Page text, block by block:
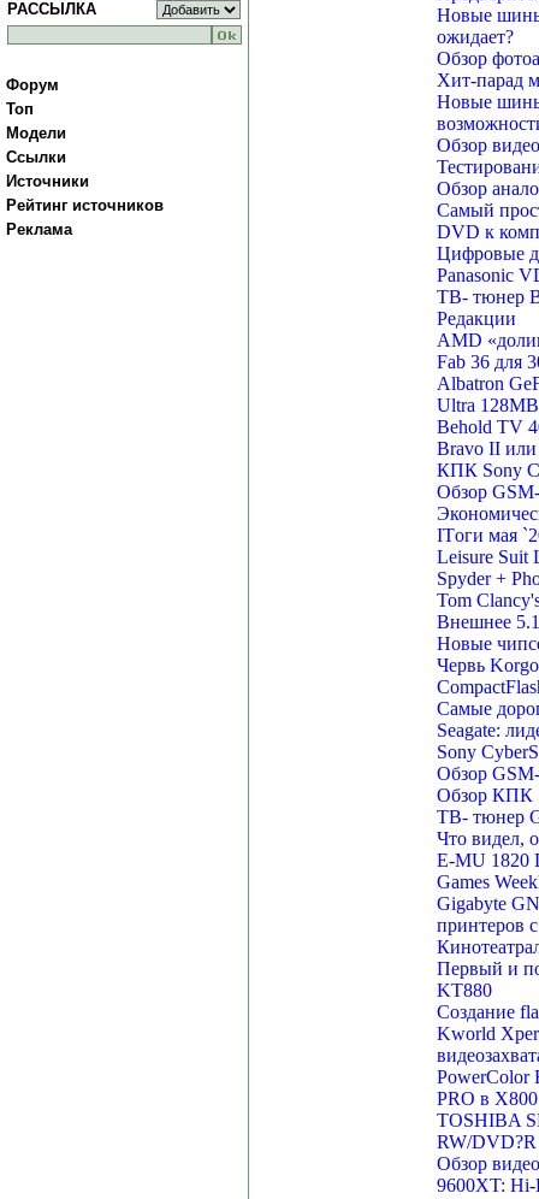
РАССЫЛКА
Форум
Топ
Модели
Ссылки
Источники
Рейтинг источников
Реклама
Новые
ожидает?
Обзор
Хит-парад
Новые
Обзор
Обзор
Самый
DVD к
Цифровые
Panasonic
ТВ- тюнер
Редакции
AMD
Fab 36 для
Albatron
Ultra
Behold TV
Bravo II или
КПК Sony
Обзор
ITоги мая
Leisure Suit
Spyder +
Tom
Внешнее
Новые
Червь
Cамые
Seagate:
Sony
Обзор
Обзор КПК
ТВ- тюнер
Что видел,
E-MU 1820
Games
Gigabyte
принтеров
Первый и
KT880
Создание
Kworld
PowerColor
PRO в
TOSHIBA
RW/DVD?R
Обзор
9600XT: Hi-